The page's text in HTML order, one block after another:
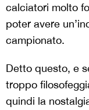
calciatori molto
poter avere
campionato.
Detto questo, e
troppo
quindi la